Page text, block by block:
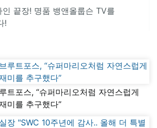
끝장! 명품 뱅앤올룹슨 TV를
!
트포스, “슈퍼마리오처럼 자연스럽게
미를 추구했다”